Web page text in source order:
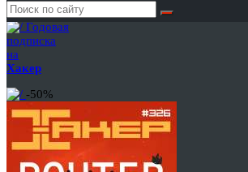
Годовая
подписка
на
Хакер
-50%